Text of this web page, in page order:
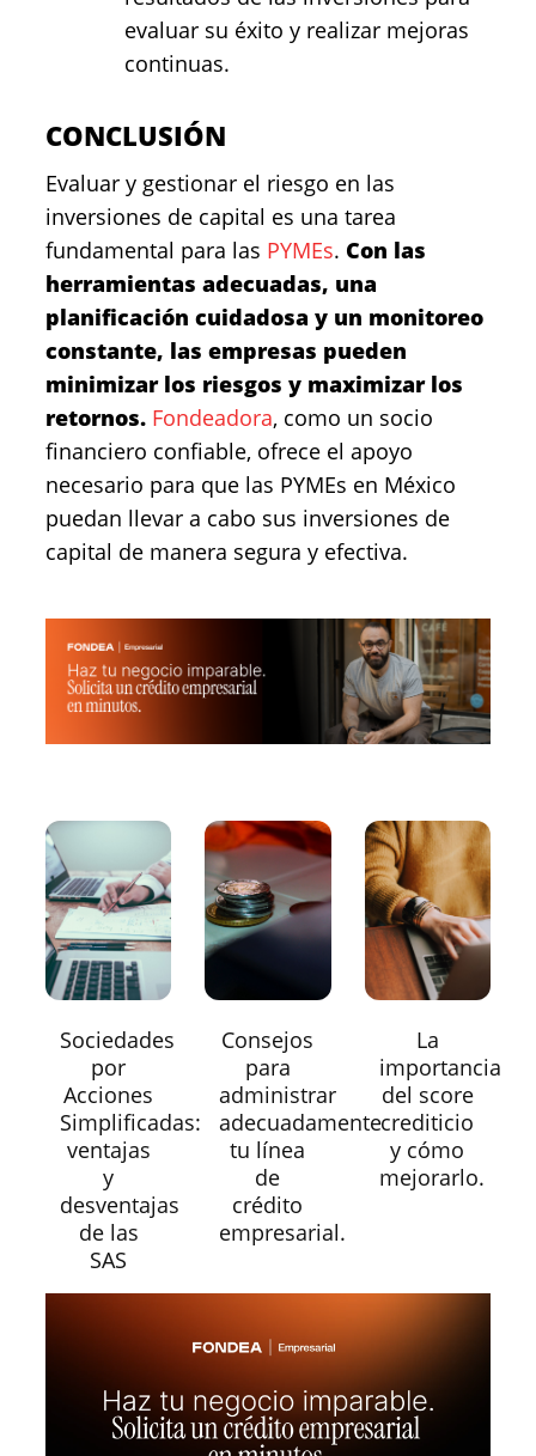
evaluar su éxito y realizar mejoras
continuas.
CONCLUSIÓN
Evaluar y gestionar el riesgo en las
inversiones de capital es una tarea
fundamental para las PYMEs. Con las
herramientas adecuadas, una
planificación cuidadosa y un monitoreo
constante, las empresas pueden
minimizar los riesgos y maximizar los
retornos. Fondeadora, como un socio
financiero confiable, ofrece el apoyo
necesario para que las PYMEs en México
puedan llevar a cabo sus inversiones de
capital de manera segura y efectiva.
Sociedades
por
Acciones
Simplificadas:
ventajas
y
desventajas
de las
SAS
Consejos
para
administrar
adecuadamente
tu línea
de
crédito
empresarial.
La
importancia
del score
crediticio
y cómo
mejorarlo.